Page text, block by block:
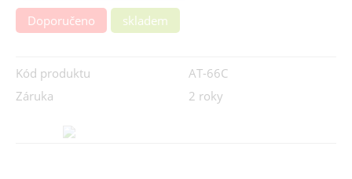
Doporučeno skladem
Kód produktu
AT-66C
Záruka
2 roky